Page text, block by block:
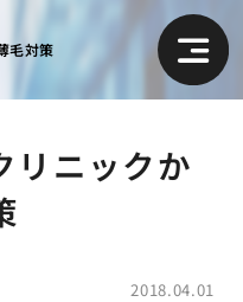
毛対策
リニックか
2018.04.01